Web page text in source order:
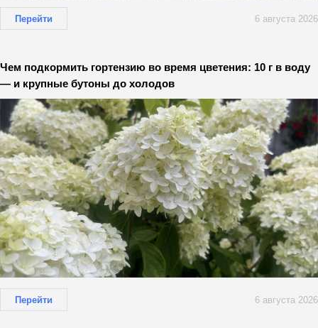
Перейти 6 августа 2026
Чем подкормить гортензию во время цветения: 10 г в воду
— и крупные бутоны до холодов
Перейти 6 августа 2026